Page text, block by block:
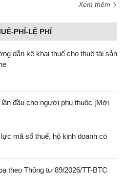
Xem thêm
PHÍ-LỆ PHÍ
dẫn kê khai thuế cho thuê tài sản
đầu cho người phụ thuộc [Mới
mã số thuế, hộ kinh doanh có
theo Thông tư 89/2026/TT-BTC